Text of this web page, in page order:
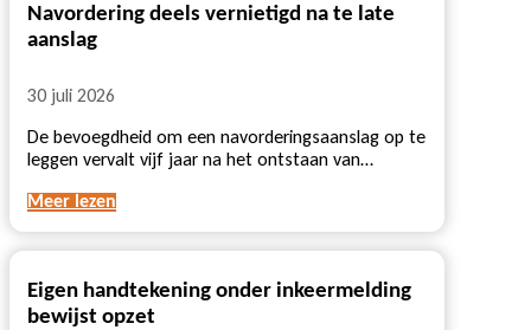
Navordering deels vernietigd na te late
aanslag
30 juli 2026
De bevoegdheid om een navorderingsaanslag op te
leggen vervalt vijf jaar na het ontstaan van…
Meer lezen
Eigen handtekening onder inkeermelding
bewijst opzet